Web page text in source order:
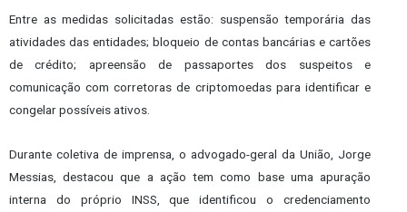
Entre as medidas solicitadas estão: suspensão temporária das
atividades das entidades; bloqueio de contas bancárias e cartões
de crédito; apreensão de passaportes dos suspeitos e
comunicação com corretoras de criptomoedas para identificar e
congelar possíveis ativos.
Durante coletiva de imprensa, o advogado-geral da União, Jorge
Messias, destacou que a ação tem como base uma apuração
interna do próprio INSS, que identificou o credenciamento